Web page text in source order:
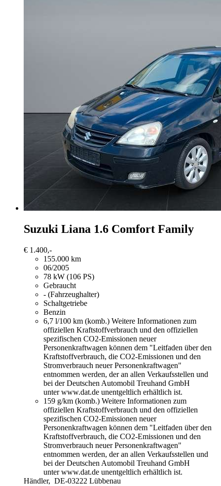
Suzuki Liana 1.6 Comfort Family
€ 1.400,-
155.000 km
06/2005
78 kW (106 PS)
Gebraucht
- (Fahrzeughalter)
Schaltgetriebe
Benzin
6,7 l/100 km (komb.) Weitere Informationen zum
offiziellen Kraftstoffverbrauch und den offiziellen
spezifischen CO2-Emissionen neuer
Personenkraftwagen können dem "Leitfaden über den
Kraftstoffverbrauch, die CO2-Emissionen und den
Stromverbrauch neuer Personenkraftwagen"
entnommen werden, der an allen Verkaufsstellen und
bei der Deutschen Automobil Treuhand GmbH
unter www.dat.de unentgeltlich erhältlich ist.
159 g/km (komb.) Weitere Informationen zum
offiziellen Kraftstoffverbrauch und den offiziellen
spezifischen CO2-Emissionen neuer
Personenkraftwagen können dem "Leitfaden über den
Kraftstoffverbrauch, die CO2-Emissionen und den
Stromverbrauch neuer Personenkraftwagen"
entnommen werden, der an allen Verkaufsstellen und
bei der Deutschen Automobil Treuhand GmbH
unter www.dat.de unentgeltlich erhältlich ist.
Händler, DE-03222 Lübbenau